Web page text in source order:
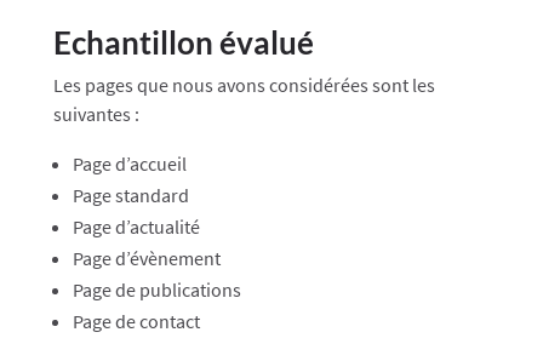
Echantillon évalué
Les pages que nous avons considérées sont les
suivantes :
Page d’accueil
Page standard
Page d’actualité
Page d’évènement
Page de publications
Page de contact